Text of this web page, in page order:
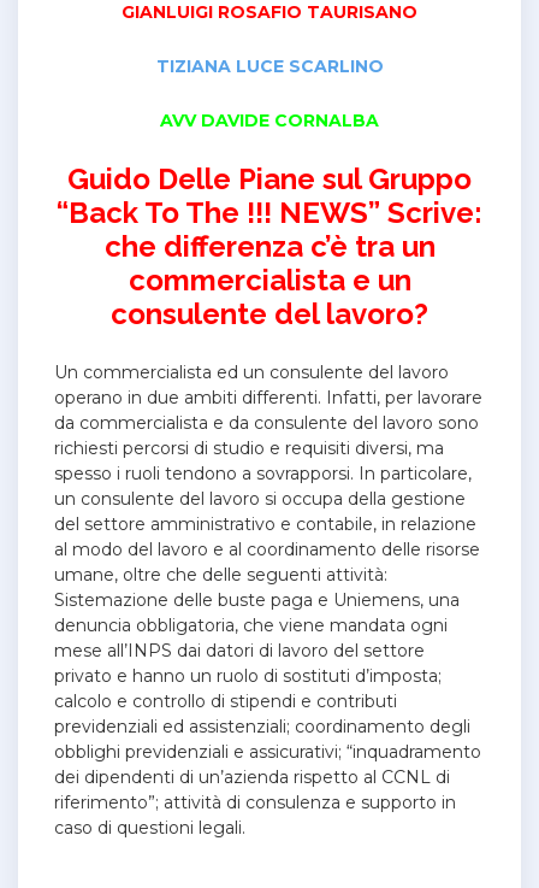
GIANLUIGI ROSAFIO TAURISANO
TIZIANA LUCE SCARLINO
AVV DAVIDE CORNALBA
Guido Delle Piane sul Gruppo
“Back To The !!! NEWS” Scrive:
che differenza c’è tra un
commercialista e un
consulente del lavoro?
Un commercialista ed un consulente del lavoro
operano in due ambiti differenti. Infatti, per lavorare
da commercialista e da consulente del lavoro sono
richiesti percorsi di studio e requisiti diversi, ma
spesso i ruoli tendono a sovrapporsi. In particolare,
un consulente del lavoro si occupa della gestione
del settore amministrativo e contabile, in relazione
al modo del lavoro e al coordinamento delle risorse
umane, oltre che delle seguenti attività:
Sistemazione delle buste paga e Uniemens, una
denuncia obbligatoria, che viene mandata ogni
mese all’INPS dai datori di lavoro del settore
privato e hanno un ruolo di sostituti d’imposta;
calcolo e controllo di stipendi e contributi
previdenziali ed assistenziali; coordinamento degli
obblighi previdenziali e assicurativi; “inquadramento
dei dipendenti di un’azienda rispetto al CCNL di
riferimento”; attività di consulenza e supporto in
caso di questioni legali.